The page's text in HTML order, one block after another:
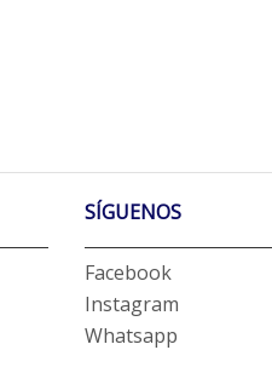
SÍGUENOS
Facebook
Instagram
Whatsapp